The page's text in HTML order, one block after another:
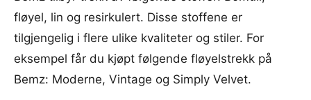
fløyel, lin og resirkulert. Disse stoffene er
tilgjengelig i flere ulike kvaliteter og stiler. For
eksempel får du kjøpt følgende fløyelstrekk på
Bemz: Moderne, Vintage og Simply Velvet.